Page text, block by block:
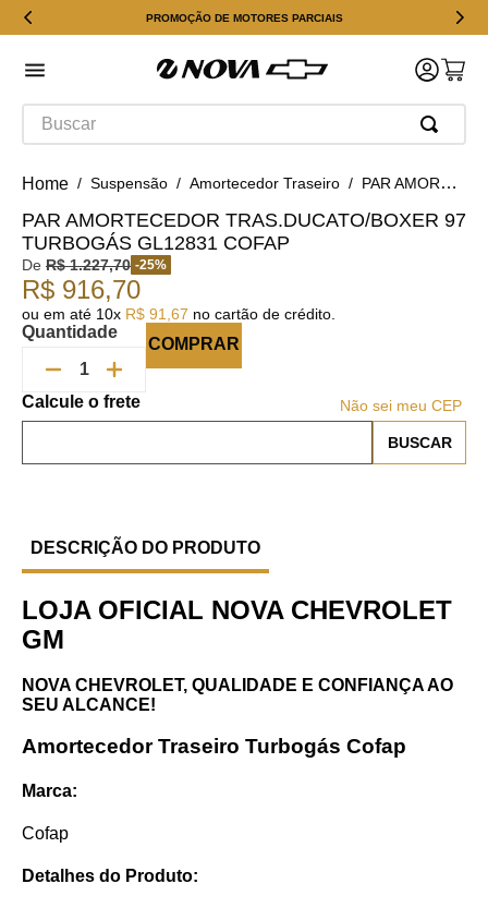
PROMOÇÃO DE MOTORES PARCIAIS
Buscar
Suspensão Amortecedor Traseiro PAR AMORTECEDOR TRAS.DUCATO/BOXER 97 TURBOGÁS GL12831 Cofap
PAR AMORTECEDOR TRAS.DUCATO/BOXER 97
TURBOGÁS GL12831 COFAP
De R$ 1.227,70 -25%
R$ 916,70
ou em até 10x R$ 91 67 no cartão de crédito.
Quantidade
COMPRAR
Não sei meu CEP
DESCRIÇÃO DO PRODUTO
LOJA OFICIAL NOVA CHEVROLET
GM
NOVA CHEVROLET, QUALIDADE E CONFIANÇA AO
SEU ALCANCE!
Amortecedor Traseiro Turbogás Cofap
Marca:
Cofap
Detalhes do Produto: